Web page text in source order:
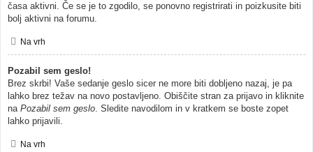
časa aktivni. Če se je to zgodilo, se ponovno registrirati in poizkusite biti
bolj aktivni na forumu.
Na vrh
Pozabil sem geslo!
Brez skrbi! Vaše sedanje geslo sicer ne more biti dobljeno nazaj, je pa
lahko brez težav na novo postavljeno. Obiščite stran za prijavo in kliknite
na Pozabil sem geslo. Sledite navodilom in v kratkem se boste zopet
lahko prijavili.
Na vrh